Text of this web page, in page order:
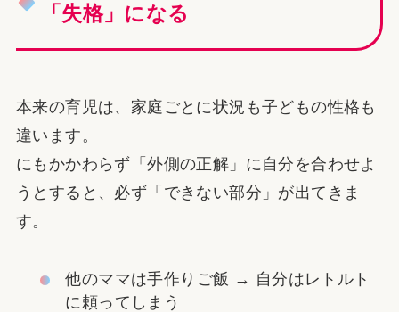
「失格」になる
本来の育児は、家庭ごとに状況も子どもの性格も
違います。
にもかかわらず「外側の正解」に自分を合わせよ
うとすると、必ず「できない部分」が出てきま
す。
他のママは手作りご飯 → 自分はレトルト
に頼ってしまう